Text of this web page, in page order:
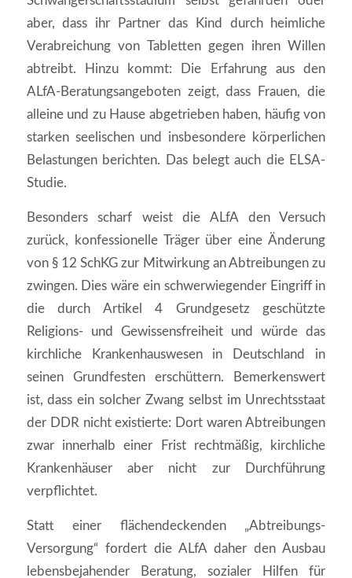
aber, dass ihr Partner das Kind durch heimliche
Verabreichung von Tabletten gegen ihren Willen
abtreibt. Hinzu kommt: Die Erfahrung aus den
ALfA-Beratungsangeboten zeigt, dass Frauen, die
alleine und zu Hause abgetrieben haben, häufig von
starken seelischen und insbesondere körperlichen
Belastungen berichten. Das belegt auch die ELSA-
Studie.
Besonders scharf weist die ALfA den Versuch
zurück, konfessionelle Träger über eine Änderung
von § 12 SchKG zur Mitwirkung an Abtreibungen zu
zwingen. Dies wäre ein schwerwiegender Eingriff in
die durch Artikel 4 Grundgesetz geschützte
Religions- und Gewissensfreiheit und würde das
kirchliche Krankenhauswesen in Deutschland in
seinen Grundfesten erschüttern. Bemerkenswert
ist, dass ein solcher Zwang selbst im Unrechtsstaat
der DDR nicht existierte: Dort waren Abtreibungen
zwar innerhalb einer Frist rechtmäßig, kirchliche
Krankenhäuser aber nicht zur Durchführung
verpflichtet.
Statt einer flächendeckenden „Abtreibungs-
Versorgung“ fordert die ALfA daher den Ausbau
lebensbejahender Beratung, sozialer Hilfen für